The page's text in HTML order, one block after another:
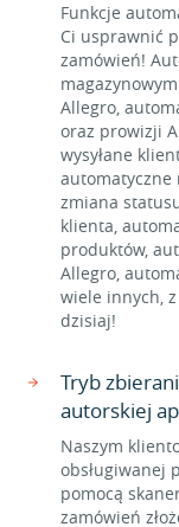
Funkcje
Ci usprawnić
zamówień!
Allegro,
oraz prowizji
wysyłane
automatyczne
zmiana
klienta,
produktów,
Allegro,
wiele innych,
dzisiaj!
Tryb
autorskiej
Naszym
obsługiwanej
pomocą
zamówień